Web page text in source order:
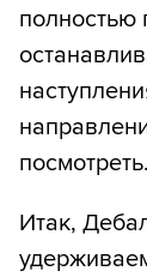
полностью
посмотреть.
Итак,